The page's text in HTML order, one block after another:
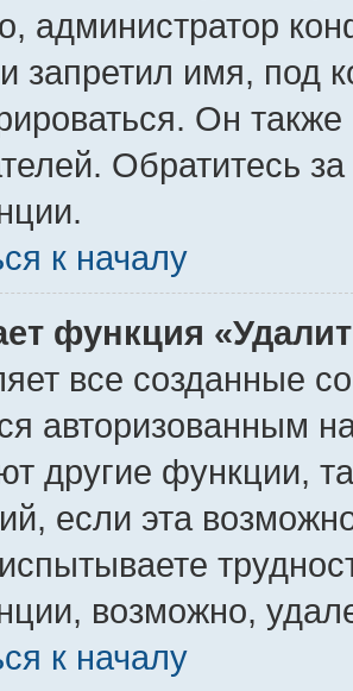
администратор
запретил имя, под
Он
Обратитесь
к началу
функция
все созданные
авторизованным
другие функции,
если эта
возможно,
к началу